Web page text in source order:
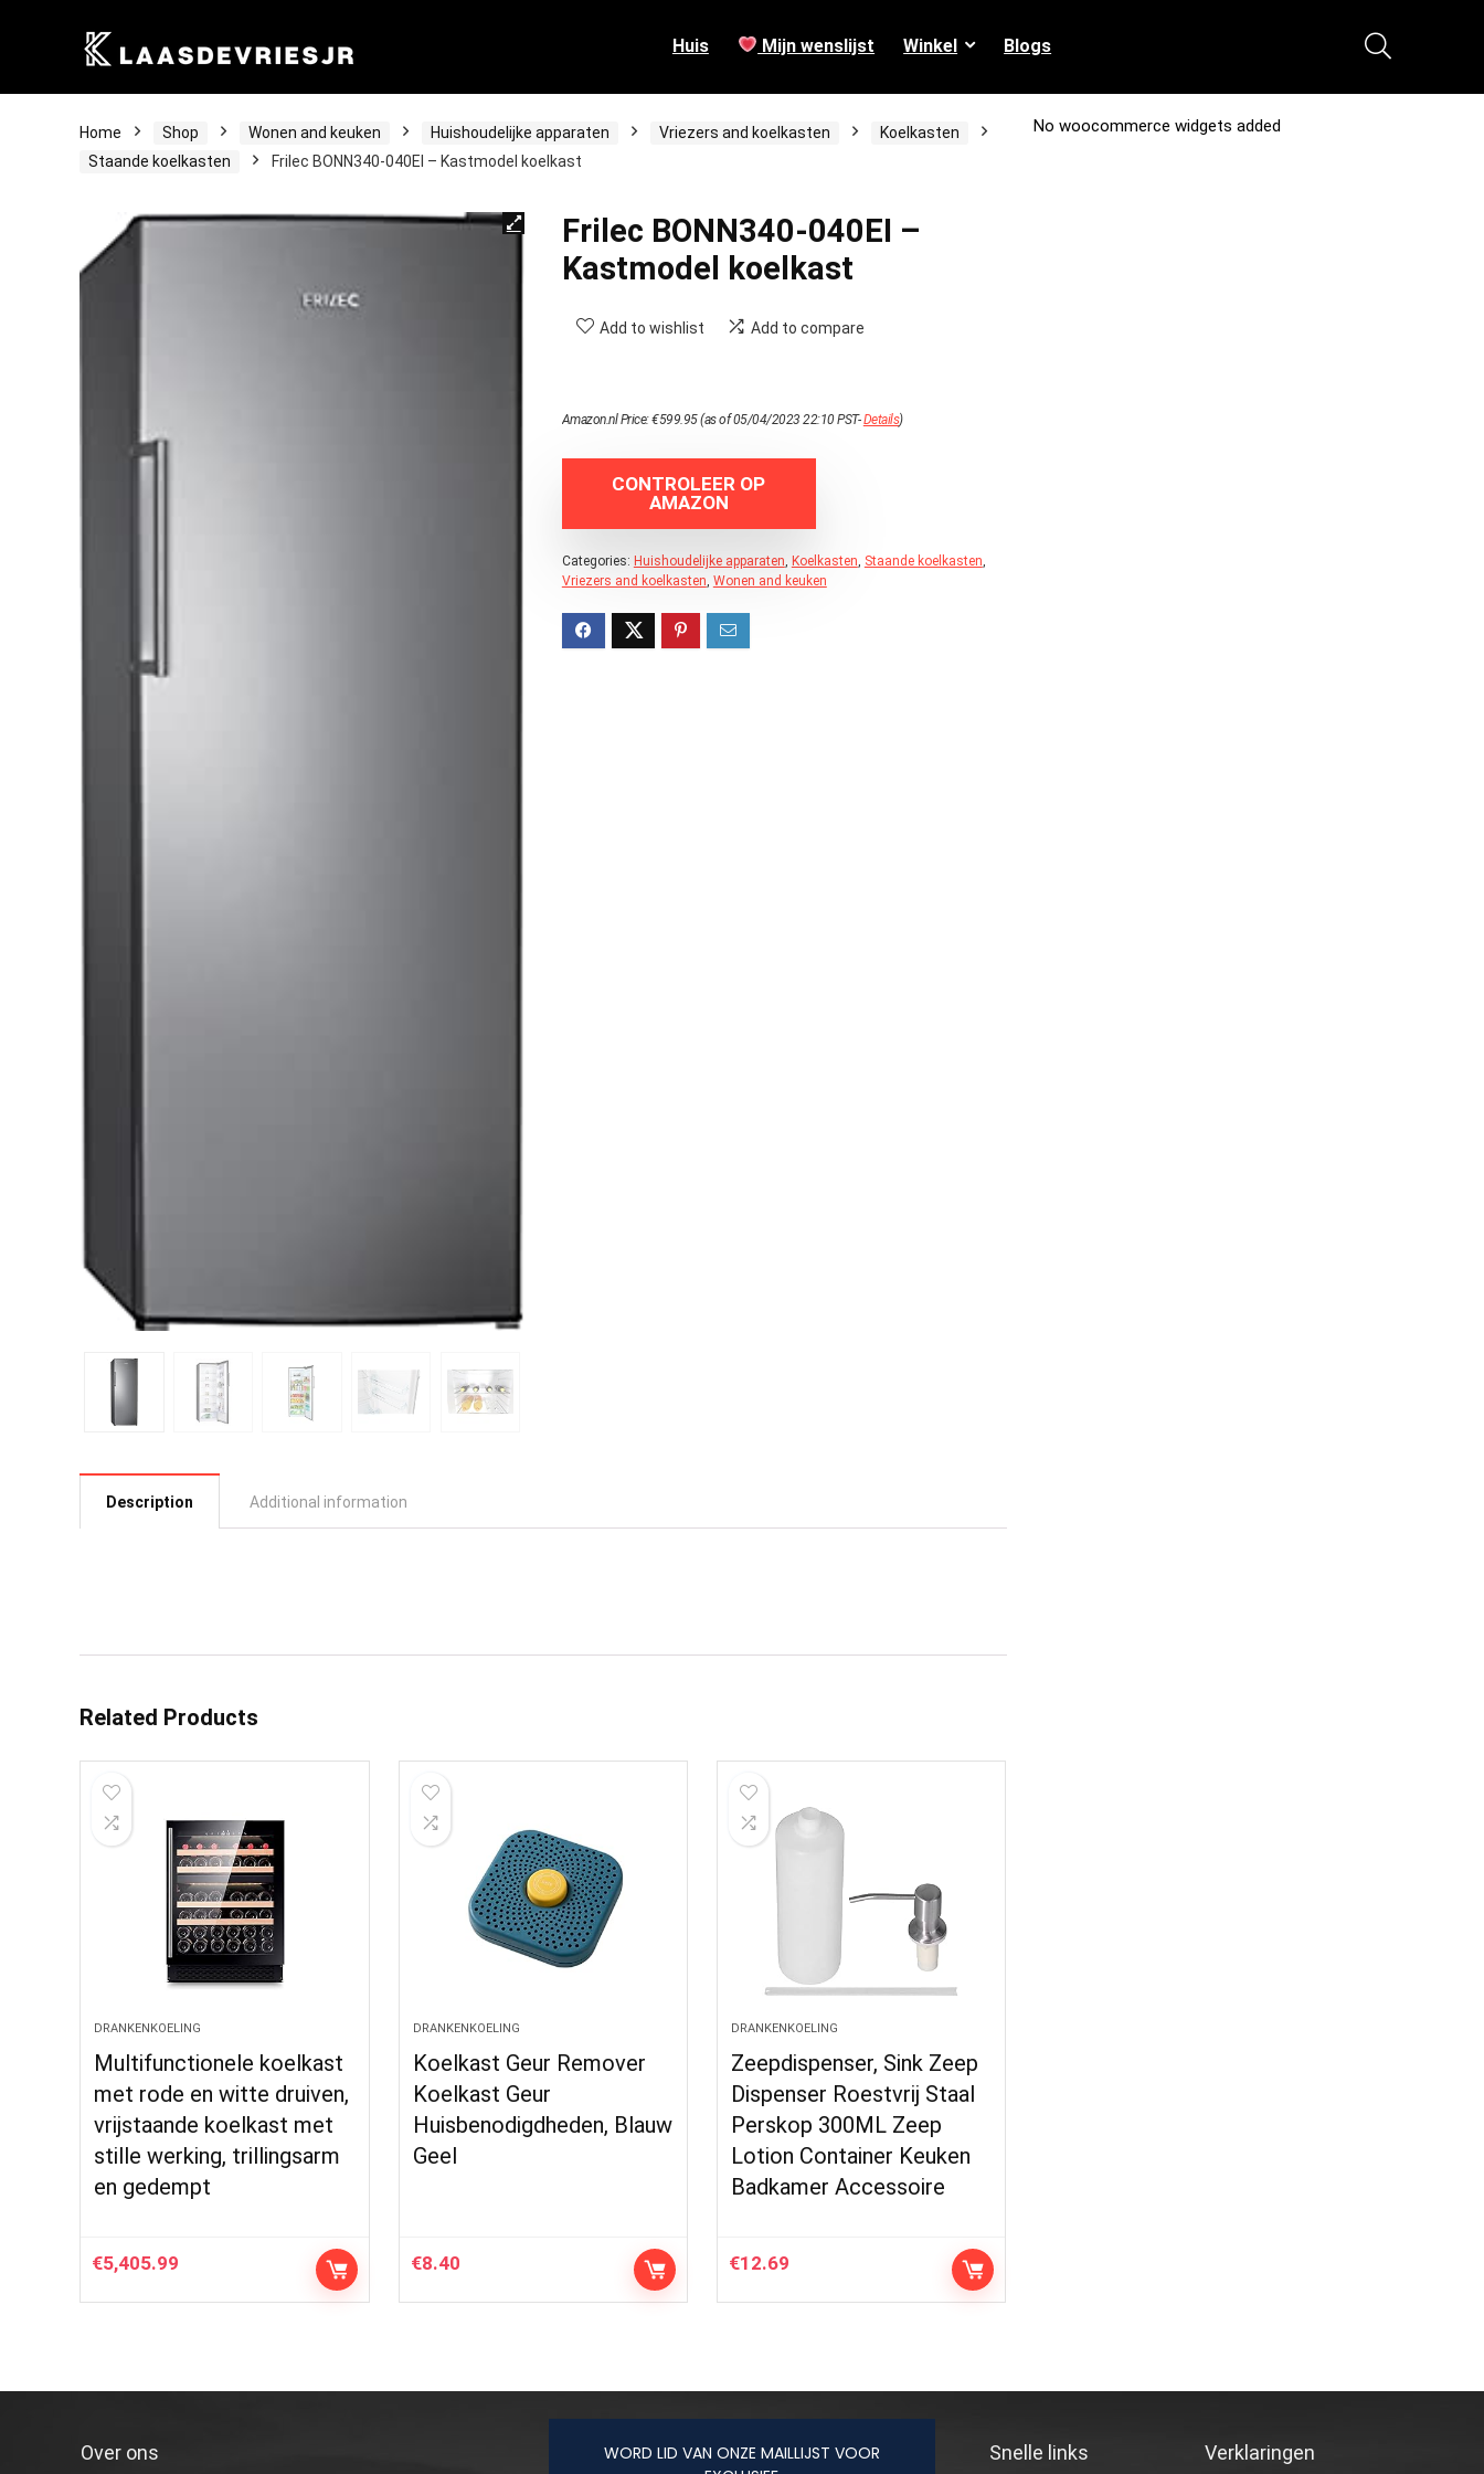
Huis Mijn wenslijst Winkel Blogs
Home Shop Wonen and keuken Huishoudelijke apparaten Vriezers and koelkasten
Koelkasten
Staande koelkasten
Frilec BONN340-040EI – Kastmodel koelkast
Frilec BONN340-040EI –
Kastmodel koelkast
Add to wishlist Add to compare
Amazon.nl Price:€599.95(as of 05/04/2023 22:10 PST-Details)
CONTROLEER OP
AMAZON
Categories: Huishoudelijke apparaten, Koelkasten, Staande koelkasten,
Vriezers and koelkasten, Wonen and keuken
Description Additional information
Related Products
DRANKENKOELING
Multifunctionele koelkast
met rode en witte druiven,
vrijstaande koelkast met
stille werking, trillingsarm
en gedempt
€5,405.99
DRANKENKOELING
Koelkast Geur Remover
Koelkast Geur
Huisbenodigdheden, Blauw
Geel
€8.40
DRANKENKOELING
Zeepdispenser, Sink Zeep
Dispenser Roestvrij Staal
Perskop 300ML Zeep
Lotion Container Keuken
Badkamer Accessoire
€12.69
No woocommerce widgets added
Over ons
WORD LID VAN ONZE MAILLIJST VOOR
Snelle links Verklaringen